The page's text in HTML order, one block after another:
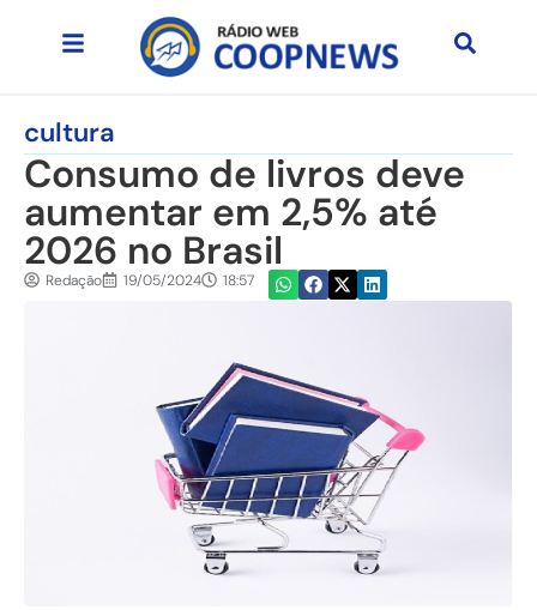
cultura
Consumo de livros deve
aumentar em 2,5% até
2026 no Brasil
Redação 19/05/2024 18:57